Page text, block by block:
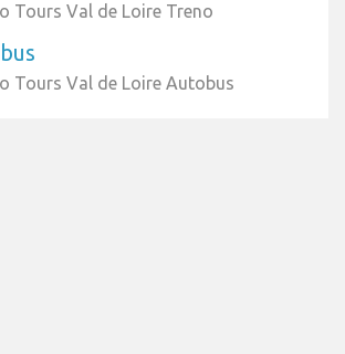
Tours Val de Loire Treno
Tours Val de Loire Autobus